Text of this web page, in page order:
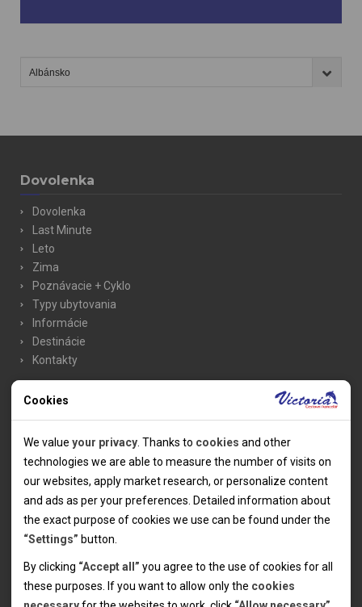
Dovolenka
Dovolenka
Last Minute
Leto
Zima
Poznávacie + Cyklo
Typy ubytovania
Informácie
Destinácie
Kontakty
Typy ubytovania
Mobilný dom Premium Exclusive Chalet
Mobilní dům Premium Exclusive Optimal
Mobilní dům Lux Superior
Mobilní dům M-Line Family
Mobilní dům M-Line
Mobilný dom X-Line Design
Mobilný dom X-Line
Mobilný dom Lux Grand
Mobilní dům Lux
Cookies
We value your privacy . Thanks to cookies and other
technologies we are able to measure the number of visits on
our websites, apply market research, or personalize content
and ads as per your preferences. Detailed information about
the exact purpose of cookies we use can be found under the
“Settings” button.
By clicking “Accept all” you agree to the use of cookies for all
these purposes. If you want to allow only the cookies
Technical cookies help the websites to work properly by
allowing basic functionalities like navigation and access to the
secured sections of the websites. The websites cannot work
properly without these cookies.
Analytical cookies
Thanks to the analytical cookies we are able to measure visits